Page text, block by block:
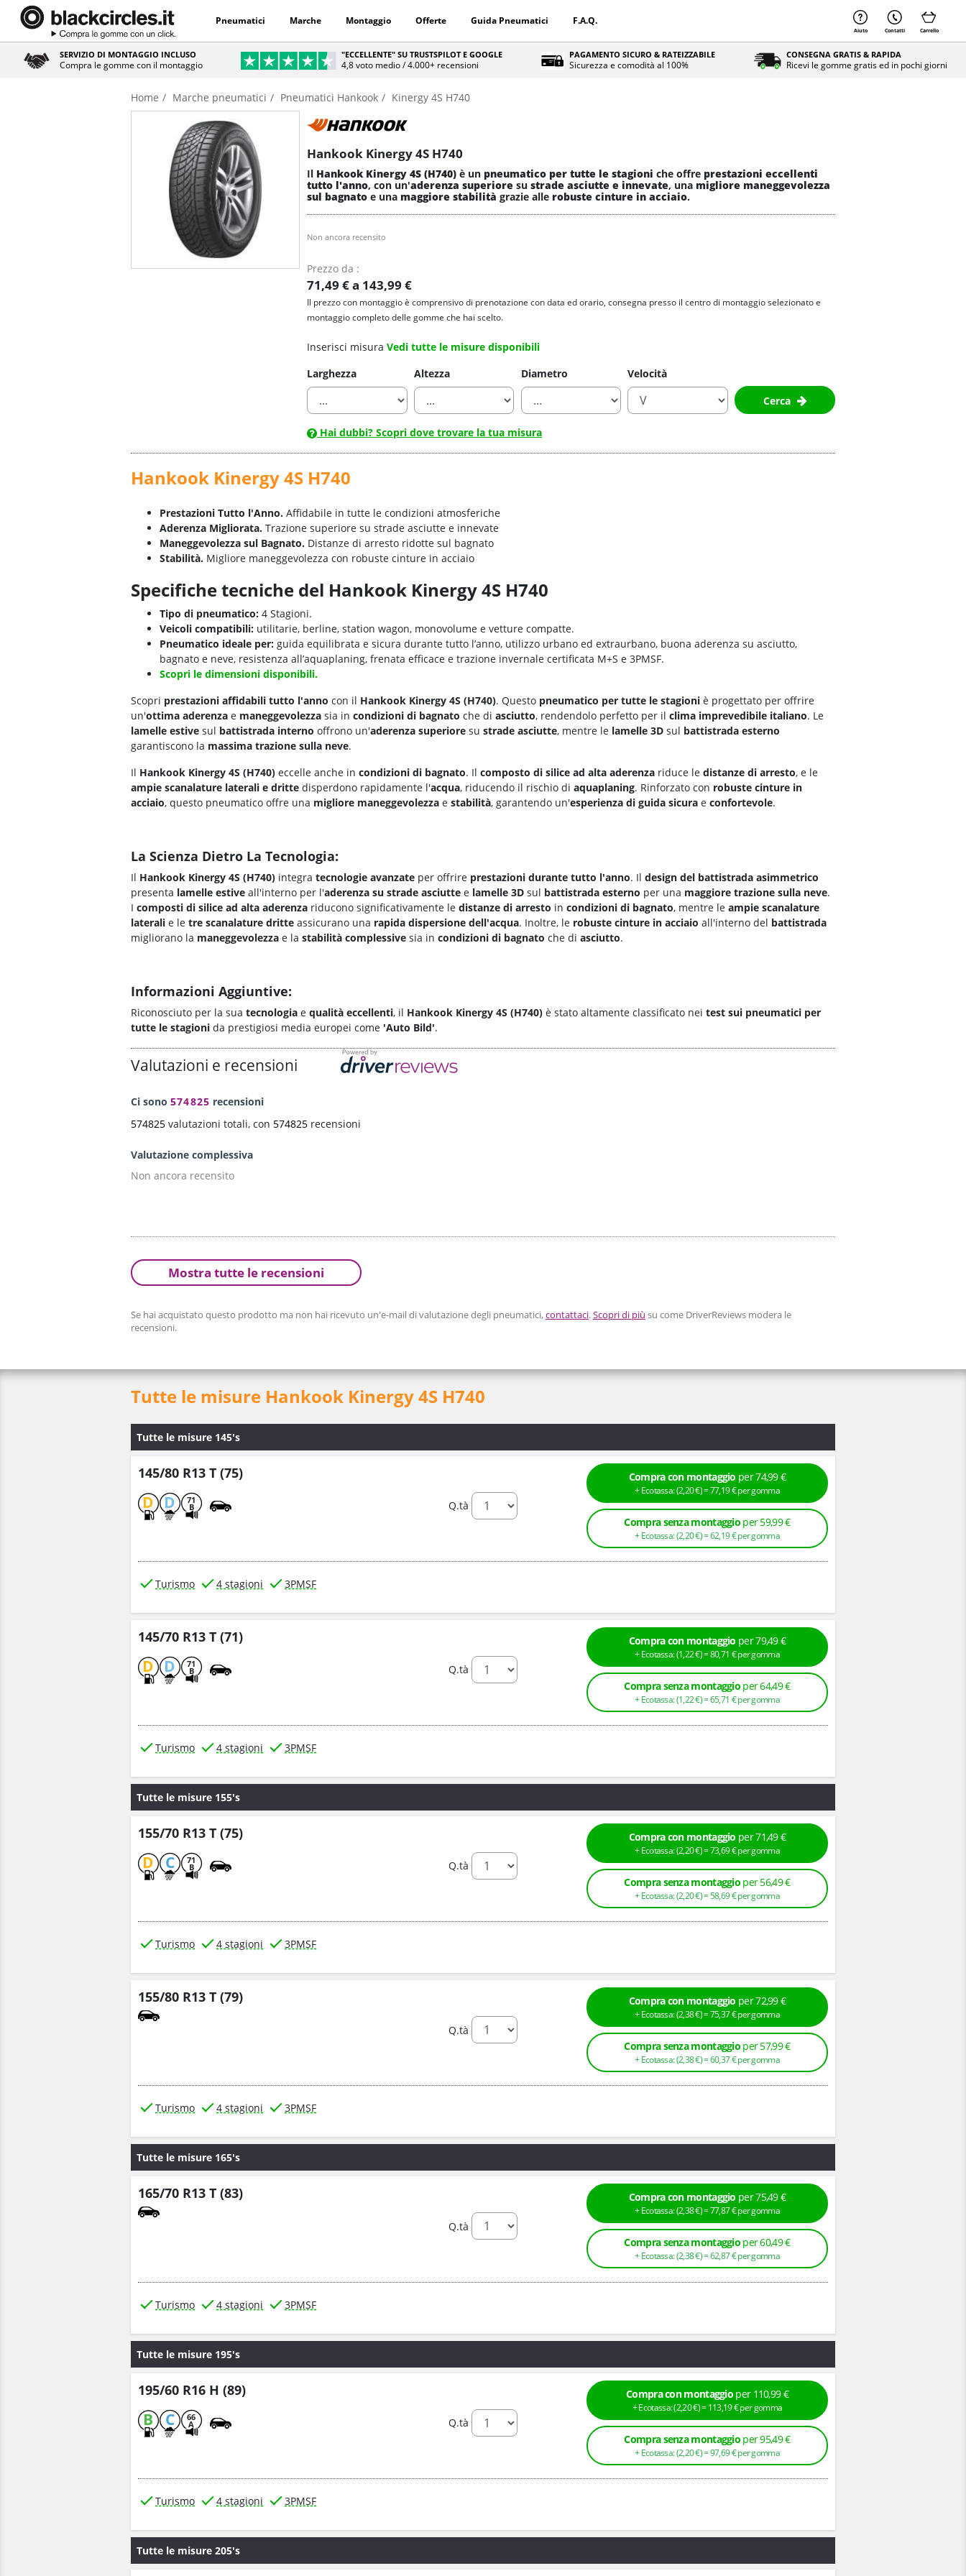
Pneumatici Marche Montaggio Offerte Guida Pneumatici F.A.Q.
Aiuto Contatti Carrello
SERVIZIO DI MONTAGGIO INCLUSO
Compra le gomme con il montaggio
"ECCELLENTE" SU TRUSTSPILOT E GOOGLE
4,8 voto medio / 4.000+ recensioni
PAGAMENTO SICURO & RATEIZZABILE
Sicurezza e comodità al 100%
CONSEGNA GRATIS & RAPIDA
Ricevi le gomme gratis ed in pochi giorni
Home Marche pneumatici Pneumatici Hankook Kinergy 4S H740
Hankook Kinergy 4S H740
Il Hankook Kinergy 4S (H740) è un pneumatico per tutte le stagioni che offre prestazioni eccellenti
tutto l'anno, con un'aderenza superiore su strade asciutte e innevate, una migliore maneggevolezza
sul bagnato e una maggiore stabilità grazie alle robuste cinture in acciaio.
Non ancora recensito
Prezzo da :
71,49 € a 143,99 €
Il prezzo con montaggio è comprensivo di prenotazione con data ed orario, consegna presso il centro di montaggio selezionato e
montaggio completo delle gomme che hai scelto.
Inserisci misura Vedi tutte le misure disponibili
Larghezza
Altezza Diametro
Velocità
Cerca
Hai dubbi? Scopri dove trovare la tua misura
Hankook Kinergy 4S H740
Prestazioni Tutto l'Anno. Affidabile in tutte le condizioni atmosferiche
Aderenza Migliorata. Trazione superiore su strade asciutte e innevate
Maneggevolezza sul Bagnato. Distanze di arresto ridotte sul bagnato
Stabilità. Migliore maneggevolezza con robuste cinture in acciaio
Specifiche tecniche del Hankook Kinergy 4S H740
Tipo di pneumatico: 4 Stagioni.
Veicoli compatibili: utilitarie, berline, station wagon, monovolume e vetture compatte.
Pneumatico ideale per: guida equilibrata e sicura durante tutto l’anno, utilizzo urbano ed extraurbano, buona aderenza su asciutto,
bagnato e neve, resistenza all’aquaplaning, frenata efficace e trazione invernale certificata M+S e 3PMSF.
Scopri le dimensioni disponibili.
Scopri prestazioni affidabili tutto l'anno con il Hankook Kinergy 4S (H740). Questo pneumatico per tutte le stagioni è progettato per offrire
un'ottima aderenza e maneggevolezza sia in condizioni di bagnato che di asciutto, rendendolo perfetto per il clima imprevedibile italiano. Le
lamelle estive sul battistrada interno offrono un'aderenza superiore su strade asciutte, mentre le lamelle 3D sul battistrada esterno
garantiscono la massima trazione sulla neve.
Il Hankook Kinergy 4S (H740) eccelle anche in condizioni di bagnato. Il composto di silice ad alta aderenza riduce le distanze di arresto, e le
ampie scanalature laterali e dritte disperdono rapidamente l'acqua, riducendo il rischio di aquaplaning. Rinforzato con robuste cinture in
acciaio, questo pneumatico offre una migliore maneggevolezza e stabilità, garantendo un'esperienza di guida sicura e confortevole.
La Scienza Dietro La Tecnologia:
Il Hankook Kinergy 4S (H740) integra tecnologie avanzate per offrire prestazioni durante tutto l'anno. Il design del battistrada asimmetrico
presenta lamelle estive all'interno per l'aderenza su strade asciutte e lamelle 3D sul battistrada esterno per una maggiore trazione sulla neve.
I composti di silice ad alta aderenza riducono significativamente le distanze di arresto in condizioni di bagnato, mentre le ampie scanalature
laterali e le tre scanalature dritte assicurano una rapida dispersione dell'acqua. Inoltre, le robuste cinture in acciaio all'interno del battistrada
migliorano la maneggevolezza e la stabilità complessive sia in condizioni di bagnato che di asciutto.
Informazioni Aggiuntive:
Riconosciuto per la sua tecnologia e qualità eccellenti, il Hankook Kinergy 4S (H740) è stato altamente classificato nei test sui pneumatici per
tutte le stagioni da prestigiosi media europei come 'Auto Bild'.
Valutazioni e recensioni
Ci sono 574825 recensioni
574825 valutazioni totali, con 574825 recensioni
Valutazione complessiva
Non ancora recensito
Mostra tutte le recensioni
Se hai acquistato questo prodotto ma non hai ricevuto un'e-mail di valutazione degli pneumatici,contattaci.Scopri di più su come DriverReviews modera le
recensioni.
Tutte le misure Hankook Kinergy 4S H740
Tutte le misure 145's
145/80 R13 T (75)
D D 71
B Q.tà
Compra con montaggio per 74,99 €
+ Ecotassa: (2,20€ ) =77,19€per gomma
Compra senza montaggio per 59,99 €
+ Ecotassa: (2,20€ ) =62,19€per gomma
Turismo 4 stagioni 3PMSF
145/70 R13 T (71)
D D 71
B Q.tà
Compra con montaggio per 79,49 €
+ Ecotassa: (1,22€ ) =80,71 €per gomma
Compra senza montaggio per 64,49 €
+ Ecotassa: (1,22€ ) =65,71 €per gomma
Turismo 4 stagioni 3PMSF
Tutte le misure 155's
155/70 R13 T (75)
D C 71
B Q.tà
Compra con montaggio per 71,49 €
+ Ecotassa: (2,20€ ) =73,69€per gomma
Compra senza montaggio per 56,49 €
+ Ecotassa: (2,20€ ) =58,69€per gomma
Turismo 4 stagioni 3PMSF
155/80 R13 T (79)
Q.tà
Compra con montaggio per 72,99 €
+ Ecotassa: (2,38€ ) =75,37€per gomma
Compra senza montaggio per 57,99 €
+ Ecotassa: (2,38€ ) =60,37€per gomma
Turismo 4 stagioni 3PMSF
Tutte le misure 165's
165/70 R13 T (83)
Q.tà
Compra con montaggio per 75,49 €
+ Ecotassa: (2,38€ ) =77,87€per gomma
Compra senza montaggio per 60,49 €
+ Ecotassa: (2,38€ ) =62,87€per gomma
Turismo 4 stagioni 3PMSF
Tutte le misure 195's
195/60 R16 H (89)
B C 66
A Q.tà
Compra con montaggio per 110,99 €
+ Ecotassa: (2,20€ ) =113,19€per gomma
Compra senza montaggio per 95,49 €
+ Ecotassa: (2,20€ ) =97,69€per gomma
Turismo 4 stagioni 3PMSF
Tutte le misure 205's